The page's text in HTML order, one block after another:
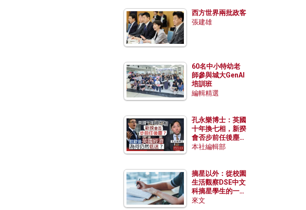
西方世界兩批政客
張建雄
60名中小特幼老
師參與城大GenAI
培訓班
編輯精選
孔永樂博士：英國
十年換七相，新揆
會否步前任後塵？
脫歐後英國經濟為
本社編輯部
摘星以外：從校園
生活觀察DSE中文
科摘星學生的一點
特質
來文